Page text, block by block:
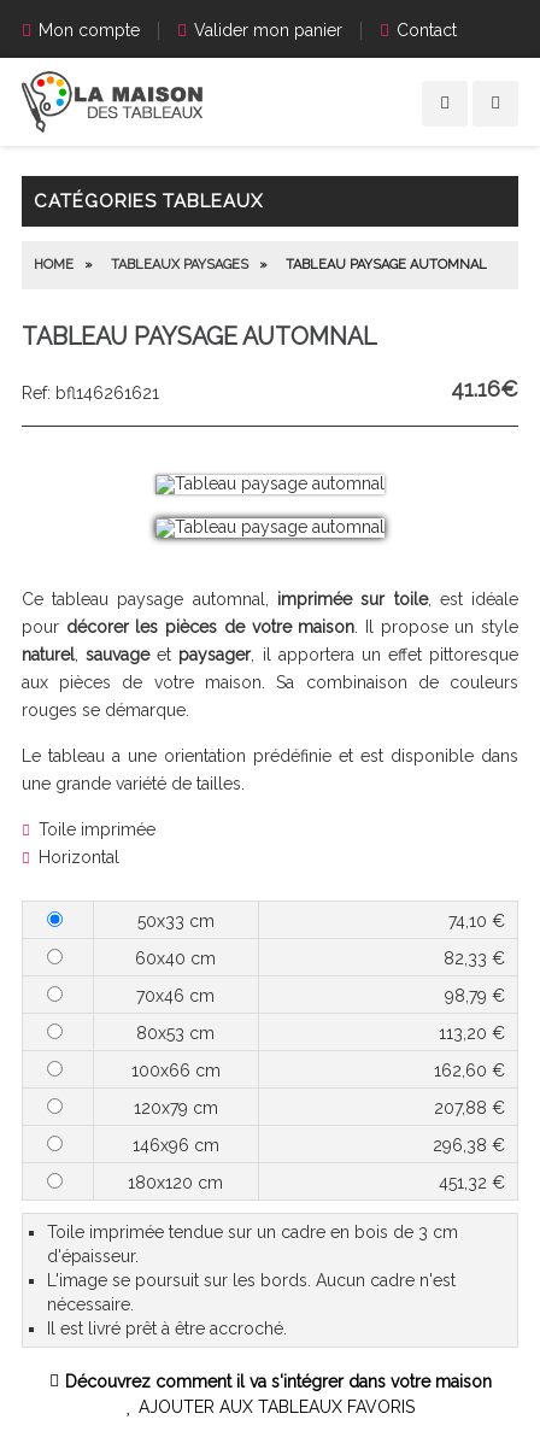
Mon compte Valider mon panier Contact
CATÉGORIES TABLEAUX
HOME » TABLEAUX PAYSAGES » TABLEAU PAYSAGE AUTOMNAL
TABLEAU PAYSAGE AUTOMNAL
€
41.16
Ref: bfl146261621
Ce tableau paysage automnal, imprimée sur toile, est idéale
pour décorer les pièces de votre maison . Il propose un style
naturel,sauvageet paysager, il apportera un effet pittoresque
aux pièces de votre maison. Sa combinaison de couleurs
rouges se démarque.
Le tableau a une orientation prédéfinie et est disponible dans
une grande variété de tailles.
Toile imprimée
Horizontal
50x33 cm
74,10 €
60x40 cm
82,33 €
70x46 cm
98,79 €
80x53 cm
113,20 €
100x66 cm
162,60 €
120x79 cm
207,88 €
146x96 cm
296,38 €
180x120 cm
451,32 €
Toile imprimée tendue sur un cadre en bois de 3 cm
d'épaisseur.
L'image se poursuit sur les bords. Aucun cadre n'est
nécessaire.
Il est livré prêt à être accroché.
Découvrez comment il va s'intégrer dans votre maison
AJOUTER AUX TABLEAUX FAVORIS